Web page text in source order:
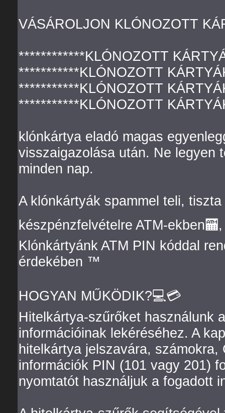
VÁSÁROLJON KLÓNOZOTT
************KLÓNOZOTT
***********KLÓNOZOTT
***********KLÓNOZOTT
***********KLÓNOZOTT
klónkártya eladó magas
visszaigazolása után. Ne legyen
minden nap.
A klónkártyák spammel teli,
készpénzfelvételre ATM-
Klónkártyánk ATM PIN kóddal
érdekében ™️
HOGYAN MŰKÖDIK?💻💳
Hitelkártya-szűrőket használunk
információinak lekéréséhez. A
hitelkártya jelszavára,
információk PIN (101 vagy 201)
nyomtatót használjuk a fogadott